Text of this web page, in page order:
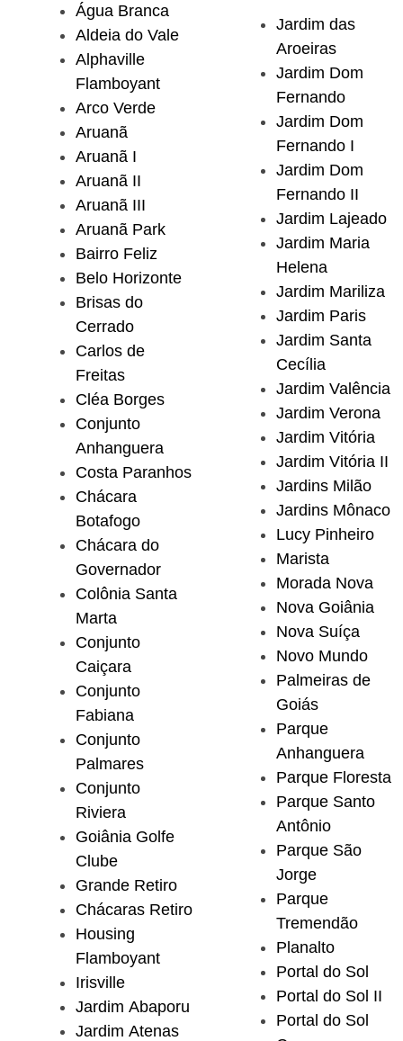
Água Branca
Aldeia do Vale
Alphaville
Flamboyant
Arco Verde
Aruanã
Aruanã I
Aruanã II
Aruanã III
Aruanã Park
Bairro Feliz
Belo Horizonte
Brisas do
Cerrado
Carlos de
Freitas
Cléa Borges
Conjunto
Anhanguera
Costa Paranhos
Chácara
Botafogo
Chácara do
Governador
Colônia Santa
Marta
Conjunto
Caiçara
Conjunto
Fabiana
Conjunto
Palmares
Conjunto
Riviera
Goiânia Golfe
Clube
Grande Retiro
Chácaras Retiro
Housing
Flamboyant
Irisville
Jardim Abaporu
Jardim Atenas
Jardim das
Aroeiras
Jardim Dom
Fernando
Jardim Dom
Fernando I
Jardim Dom
Fernando II
Jardim Lajeado
Jardim Maria
Helena
Jardim Mariliza
Jardim Paris
Jardim Santa
Cecília
Jardim Valência
Jardim Verona
Jardim Vitória
Jardim Vitória II
Jardins Milão
Jardins Mônaco
Lucy Pinheiro
Marista
Morada Nova
Nova Goiânia
Nova Suíça
Novo Mundo
Palmeiras de
Goiás
Parque
Anhanguera
Parque Floresta
Parque Santo
Antônio
Parque São
Jorge
Parque
Tremendão
Planalto
Portal do Sol
Portal do Sol II
Portal do Sol